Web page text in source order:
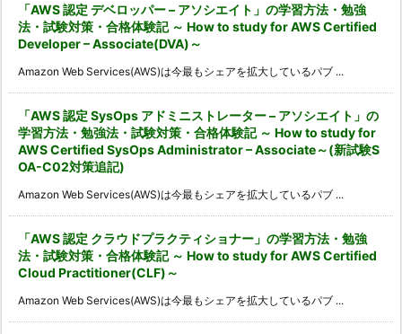
「AWS 認定 デベロッパー – アソシエイト」の学習方法・勉強
法・試験対策・合格体験記 ～ How to study for AWS Certified
Developer – Associate(DVA)～
Amazon Web Services(AWS)は今最もシェアを拡大しているパブ ...
「AWS 認定 SysOps アドミニストレーター – アソシエイト」の
学習方法・勉強法・試験対策・合格体験記 ～ How to study for
AWS Certified SysOps Administrator – Associate～(新試験S
OA-C02対策追記)
Amazon Web Services(AWS)は今最もシェアを拡大しているパブ ...
「AWS 認定 クラウドプラクティショナー」の学習方法・勉強
法・試験対策・合格体験記 ～ How to study for AWS Certified
Cloud Practitioner(CLF)～
Amazon Web Services(AWS)は今最もシェアを拡大しているパブ ...